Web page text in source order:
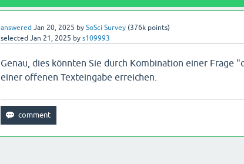
answered Jan 20, 2025 by SoSci Survey (376kpoints)
selected Jan 21, 2025 by s109993
Genau, dies könnten Sie durch Kombination einer Frage
einer offenen Texteingabe erreichen.